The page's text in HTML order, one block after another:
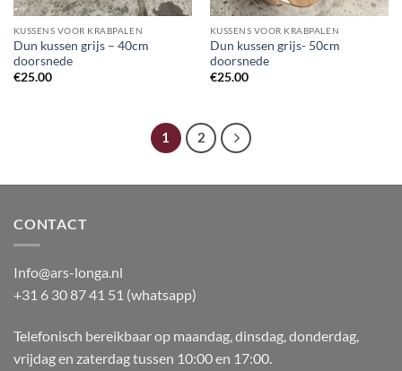
KUSSENS VOOR KRABPALEN
Dun kussen grijs – 40cm
doorsnede
€25.00
KUSSENS VOOR KRABPALEN
Dun kussen grijs- 50cm
doorsnede
€25.00
1 2
CONTACT
Info@ars-longa.nl
+31 6 30 87 41 51 (whatsapp)
Telefonisch bereikbaar op maandag, dinsdag, donderdag,
vrijdag en zaterdag tussen 10:00 en 17:00.